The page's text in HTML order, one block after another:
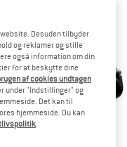
Desuden tilbyder
og reklamer og stille
også information om din
for at beskytte dine
af cookies undtagen
under "Indstillinger" og
Det kan til
hjemmeside. Du kan
.